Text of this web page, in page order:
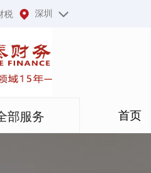
税 深圳
部服务 首页